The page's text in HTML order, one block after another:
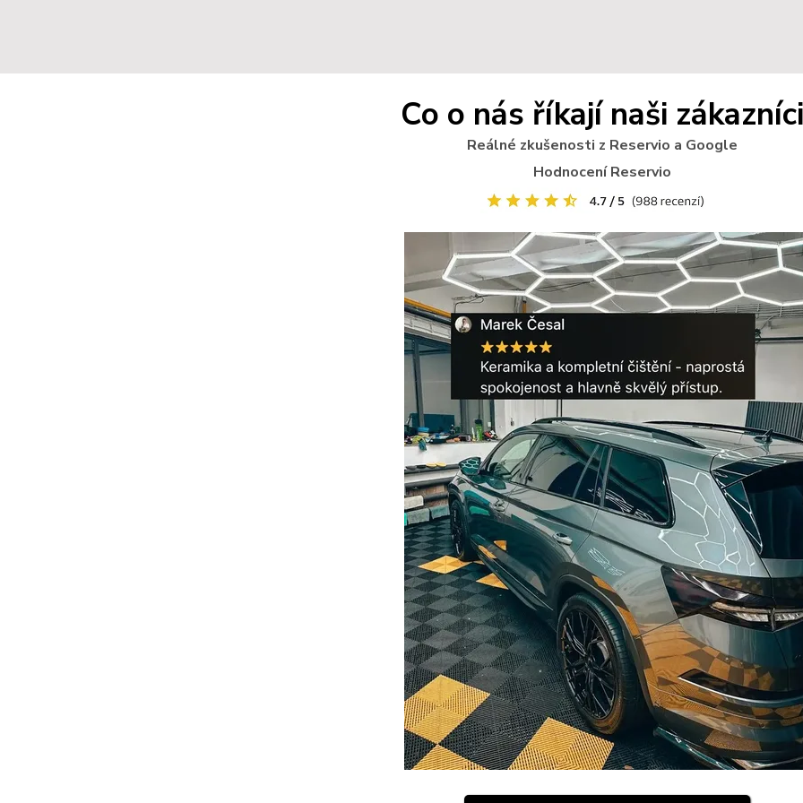
Co o nás říkají naši zákazníci
Reálné zkušenosti z Reservio a Google
Hodnocení Reservio